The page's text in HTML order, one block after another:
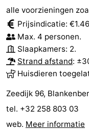
alle voorzieningen
Prijsindicatie:
Max. 4 personen.
Slaapkamers: 2.
Strand afstand:
Huisdieren
Zeedijk 96,
tel. +32 258 803 03
web. Meer informatie